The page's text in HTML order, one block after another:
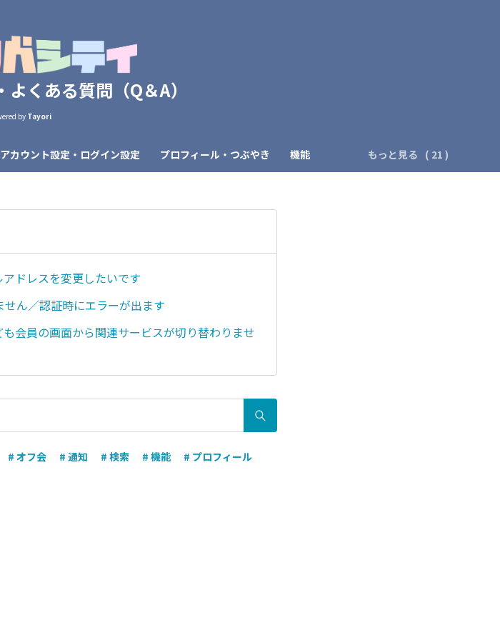
くある質問（Q＆A）
by Tayori
アカウント設定・ログイン設定 プロフィール・つぶやき 機能 もっと見る
ドレスを変更したいです
せん／認証時にエラーが出ます
会員の画面から関連サービスが切り替わりませ
# オフ会 # 通知 # 検索 # 機能
# プロフィール